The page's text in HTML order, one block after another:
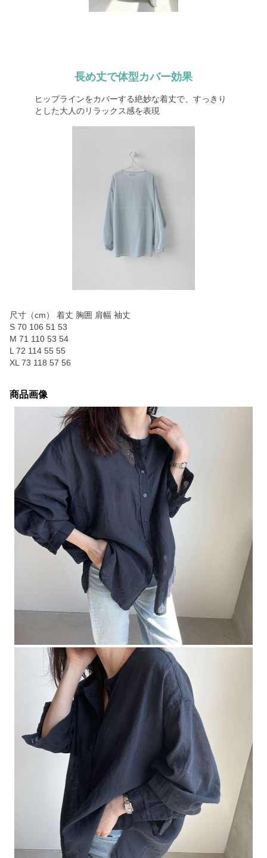
長め丈で体型カバー効果
ヒップラインをカバーする絶妙な着丈で、すっきり
とした大人のリラックス感を表現
尺寸（cm） 着丈 胸囲 肩幅 袖丈
S 70 106 51 53
M 71 110 53 54
L 72 114 55 55
XL 73 118 57 56
商品画像